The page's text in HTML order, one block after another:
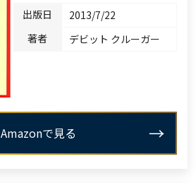
出版日
2013/7/22
著者
デビット クルーガー
Amazonで見る